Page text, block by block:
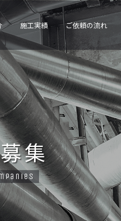
施工実績 ご依頼の流れ
集